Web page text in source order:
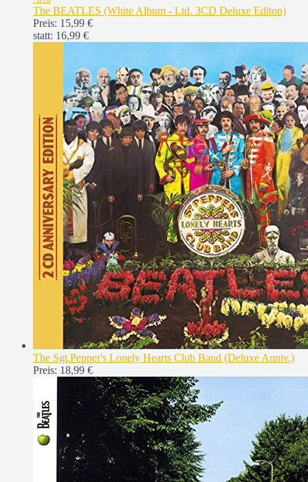
The BEATLES (White Album - Ltd. 3CD Deluxe Editon)
Preis: 15,99 €
statt: 16,99 €
The Sgt.Pepper's Lonely Hearts Club Band (Deluxe Anniv.)
Preis: 18,99 €